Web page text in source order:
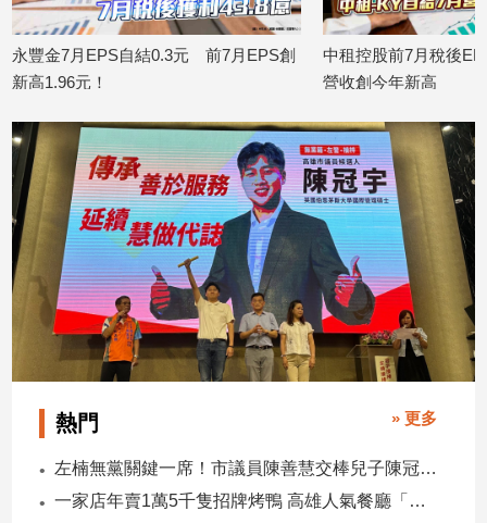
永豐金7月EPS自結0.3元 前7月EPS創
新高1.96元！
中租控股前7月稅後
營收創今年新高
熱門 » 更多
左楠無黨關鍵一席！市議員陳善慧交棒兒子陳冠宇 一人參選 兩代服務
一家店年賣1萬5千隻招牌烤鴨 高雄人氣餐廳「鴨點棧」展新店